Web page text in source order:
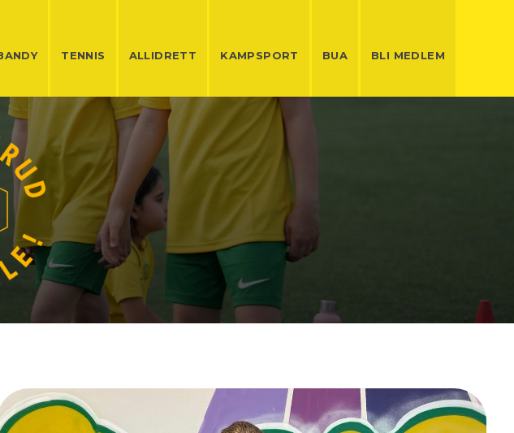
TENNIS ALLIDRETT KAMPSPORT BUA BLI MEDLEM